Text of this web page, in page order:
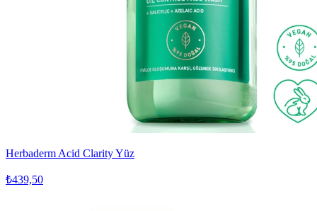
Herbaderm Acid Clarity Yüz
₺439,50